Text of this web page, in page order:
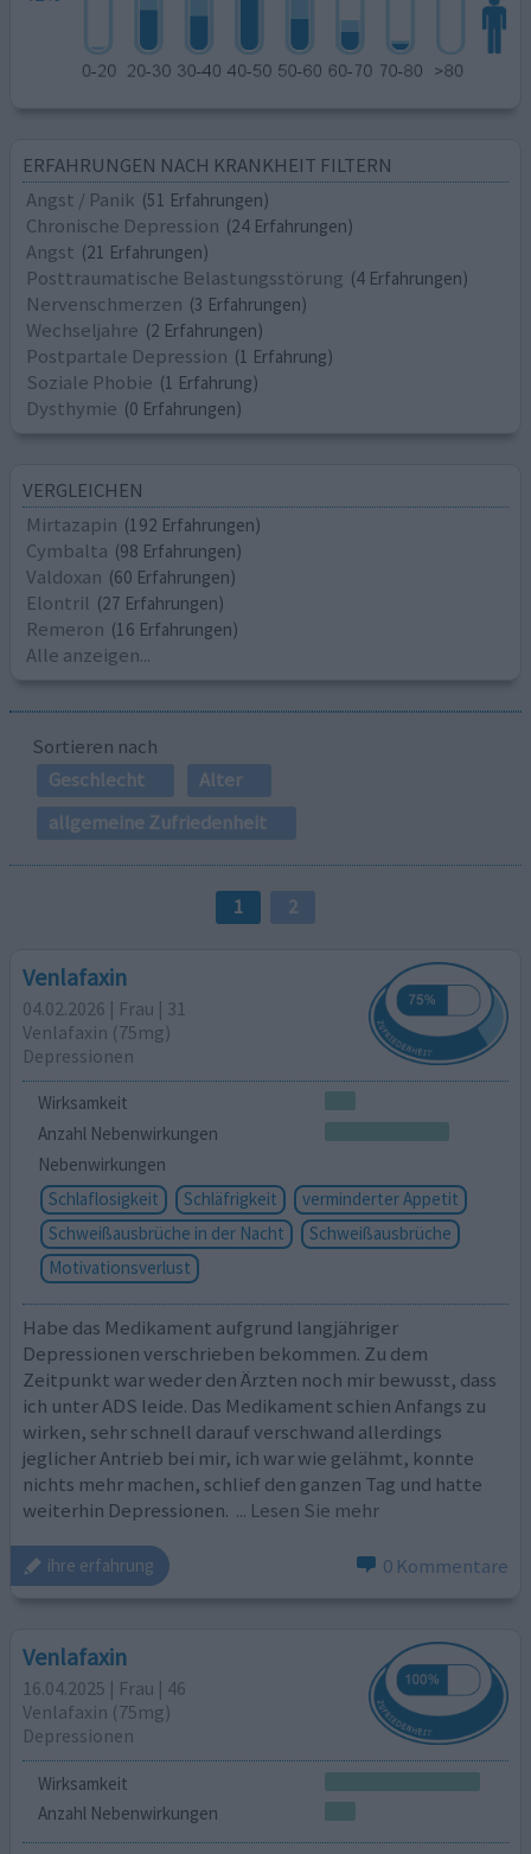
ERFAHRUNGEN NACH KRANKHEIT FILTERN
Angst / Panik (51 Erfahrungen)
Chronische Depression (24 Erfahrungen)
Angst (21 Erfahrungen)
Posttraumatische Belastungsstörung (4 Erfahrungen)
Nervenschmerzen (3 Erfahrungen)
Wechseljahre (2 Erfahrungen)
Postpartale Depression (1 Erfahrung)
Soziale Phobie (1 Erfahrung)
Dysthymie (0 Erfahrungen)
VERGLEICHEN
Mirtazapin (192 Erfahrungen)
Cymbalta (98 Erfahrungen)
Valdoxan (60 Erfahrungen)
Elontril (27 Erfahrungen)
Remeron (16 Erfahrungen)
Alle anzeigen...
Sortieren nach
Geschlecht
Alter
allgemeine Zufriedenheit
1 2
Venlafaxin
04.02.2026 | Frau | 31
Venlafaxin (75mg)
Depressionen
Wirksamkeit
Anzahl Nebenwirkungen
Nebenwirkungen
Schlaflosigkeit
Schläfrigkeit
verminderter Appetit
Schweißausbrüche in der Nacht
Schweißausbrüche
Motivationsverlust
Habe das Medikament aufgrund langjähriger
Depressionen verschrieben bekommen. Zu dem
Zeitpunkt war weder den Ärzten noch mir bewusst, dass
ich unter ADS leide. Das Medikament schien Anfangs zu
wirken, sehr schnell darauf verschwand allerdings
jeglicher Antrieb bei mir, ich war wie gelähmt, konnte
nichts mehr machen, schlief den ganzen Tag und hatte
weiterhin Depressionen. ... Lesen Sie mehr
ihre erfahrung 0 Kommentare
Venlafaxin
16.04.2025 | Frau | 46
Venlafaxin (75mg)
Depressionen
Wirksamkeit
Anzahl Nebenwirkungen